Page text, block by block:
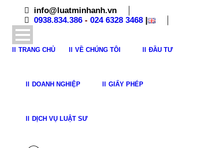
info@luatminhanh.vn
0938.834.386 - 024 6328 3468 |
TRANG CHỦ VỀ CHÚNG TÔI ĐẦU TƯ
DOANH NGHIỆP GIẤY PHÉP
DỊCH VỤ LUẬT SƯ